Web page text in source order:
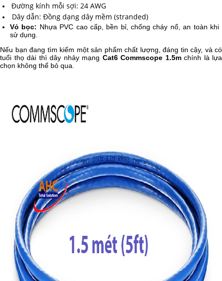
Đường kính mỗi sợi: 24 AWG
Dây dẫn: Đồng dạng dây mềm (stranded)
Vỏ bọc: Nhựa PVC cao cấp, bền bỉ, chống cháy nổ, an toàn khi
sử dụng.
Nếu bạn đang tìm kiếm một sản phẩm chất lượng, đáng tin cậy, và có
tuổi thọ dài thì dây nhảy mạng Cat6 Commscope 1.5mchính là lựa
chọn không thể bỏ qua.